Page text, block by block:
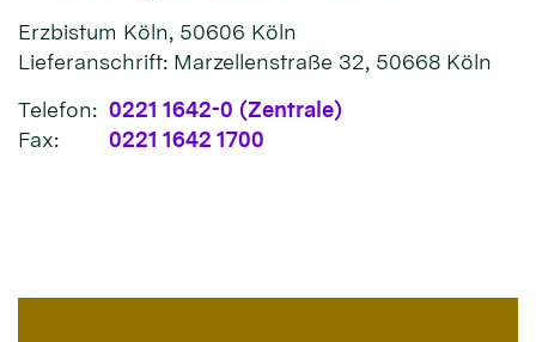
Erzbistum Köln, 50606 Köln
Lieferanschrift: Marzellenstraße 32, 50668 Köln
Telefon: 0221 1642-0 (Zentrale)
Fax:
0221 1642 1700